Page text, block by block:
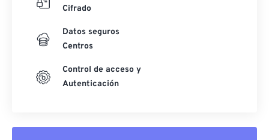
Cifrado
Datos seguros
Centros
Control de acceso y
Autenticación